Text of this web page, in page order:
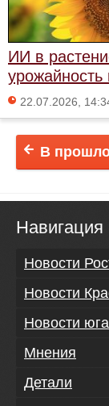
ИИ в
урожайность
22.07.2026,
В
Навигация
Новости
Новости
Новости
Мнения
Детали